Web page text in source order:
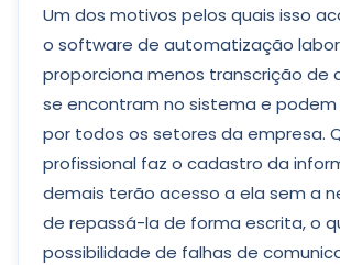
Um dos motivos pelos quais isso
o software de automatização
proporciona menos transcrição de
se encontram no sistema e podem
por todos os setores da empresa.
profissional faz o cadastro da
demais terão acesso a ela sem a
de repassá-la de forma escrita, o
possibilidade de falhas de